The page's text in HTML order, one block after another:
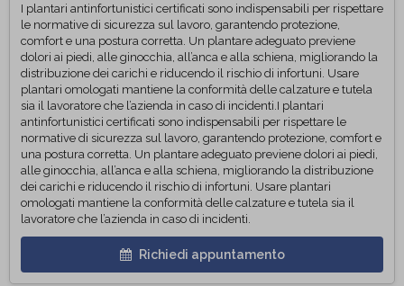
I plantari antinfortunistici certificati sono indispensabili per rispettare
le normative di sicurezza sul lavoro, garantendo protezione,
comfort e una postura corretta. Un plantare adeguato previene
dolori ai piedi, alle ginocchia, all’anca e alla schiena, migliorando la
distribuzione dei carichi e riducendo il rischio di infortuni. Usare
plantari omologati mantiene la conformità delle calzature e tutela
sia il lavoratore che l’azienda in caso di incidenti.I plantari
antinfortunistici certificati sono indispensabili per rispettare le
normative di sicurezza sul lavoro, garantendo protezione, comfort e
una postura corretta. Un plantare adeguato previene dolori ai piedi,
alle ginocchia, all’anca e alla schiena, migliorando la distribuzione
dei carichi e riducendo il rischio di infortuni. Usare plantari
omologati mantiene la conformità delle calzature e tutela sia il
lavoratore che l’azienda in caso di incidenti.
Richiedi appuntamento